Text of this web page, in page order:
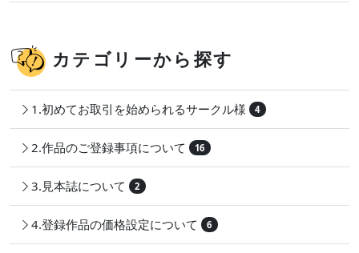
カテゴリーから探す
1.初めてお取引を始められるサークル様 4
2.作品のご登録事項について 16
3.見本誌について 2
4.登録作品の価格設定について 6